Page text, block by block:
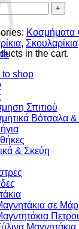
in the cart.
to shop
Κοσμήματα
, Σκουλαρίκια
Σπιτιού
Βότσαλα &
& Σκεύη
σε
Μαγνητάκια